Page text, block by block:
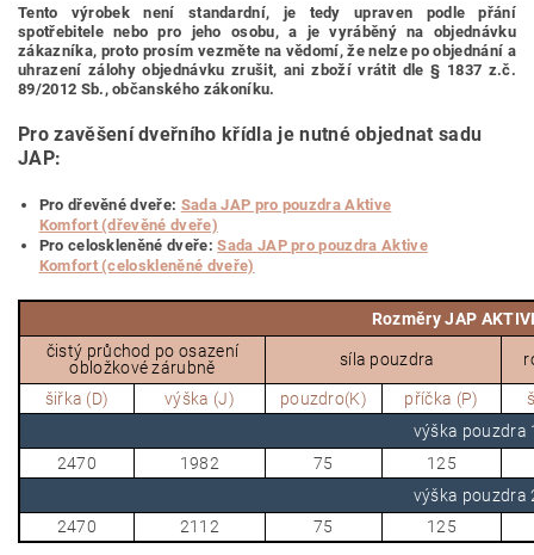
Tento výrobek není standardní, je tedy upraven podle přání
spotřebitele nebo pro jeho osobu, a je vyráběný na objednávku
zákazníka, proto prosím vezměte na vědomí, že nelze po objednání a
uhrazení zálohy objednávku zrušit, ani zboží vrátit dle § 1837 z.č.
89/2012 Sb., občanského zákoníku.
Pro zavěšení dveřního křídla je nutné objednat sadu
JAP:
Pro dřevěné dveře: Sada JAP pro pouzdra Aktive
Komfort (dřevěné dveře)
Pro celoskleněné dveře:Sada JAP pro pouzdra Aktive
Komfort (celoskleněné dveře)
Rozměry JAP
čistý průchod po osazení
obložkové zárubně
síla pouzdra
šiřka (D) výška (J) pouzdro(K) příčka (P)
výška pouzdra
2470
1982 75
125
výška pouzdra
2470
2112 75 125